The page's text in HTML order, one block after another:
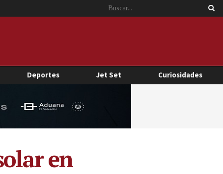
Deportes Jet Set Curiosidades
en